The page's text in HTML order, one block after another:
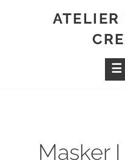
ATELIER
Masker